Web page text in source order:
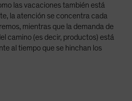
las vacaciones también está
la atención se concentra cada
mientras que la demanda de
camino (es decir, productos) está
al tiempo que se hinchan los